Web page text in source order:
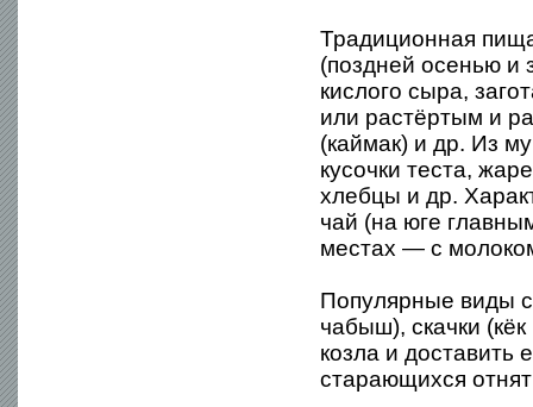
Традиционная
(поздней осенью
кислого сыра,
или растёртым и
(каймак) и др. Из
кусочки теста,
хлебцы и др.
чай (на юге
местах — с
Популярные виды
чабыш), скачки
козла и доставить
старающихся